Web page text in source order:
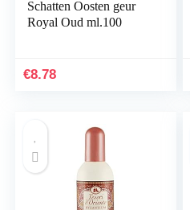
Schatten Oosten geur
Royal Oud ml.100
€8.78